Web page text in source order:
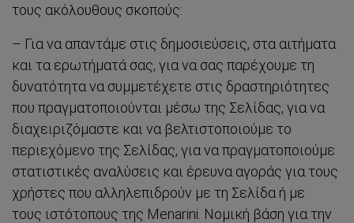
τους ακόλουθους σκοπούς:
– Για να απαντάμε στις δημοσιεύσεις, στα αιτήματα
και τα ερωτήματά σας, για να σας παρέχουμε τη
δυνατότητα να συμμετέχετε στις δραστηριότητες
που πραγματοποιούνται μέσω της Σελίδας, για να
διαχειριζόμαστε και να βελτιστοποιούμε το
περιεχόμενο της Σελίδας, για να πραγματοποιούμε
στατιστικές αναλύσεις και έρευνα αγοράς για τους
χρήστες που αλληλεπιδρούν με τη Σελίδα ή με
τους ιστότοπους της Menarini. Νομική βάση για την